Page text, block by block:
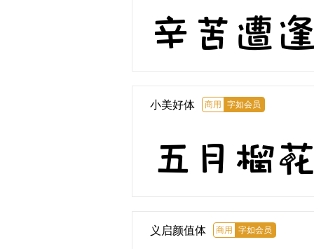
辛苦遭
小美好体 商用 字如会员
五月榴
义启颜值体 商用 字如会员